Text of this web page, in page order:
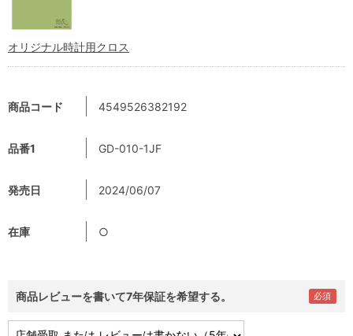
商品コード 4549526382192
品番1 GD-010-1JF
発売日 2024/06/07
在庫 ○
商品レビューを書いて7年保証を希望する。
オリジナル時計用クロス